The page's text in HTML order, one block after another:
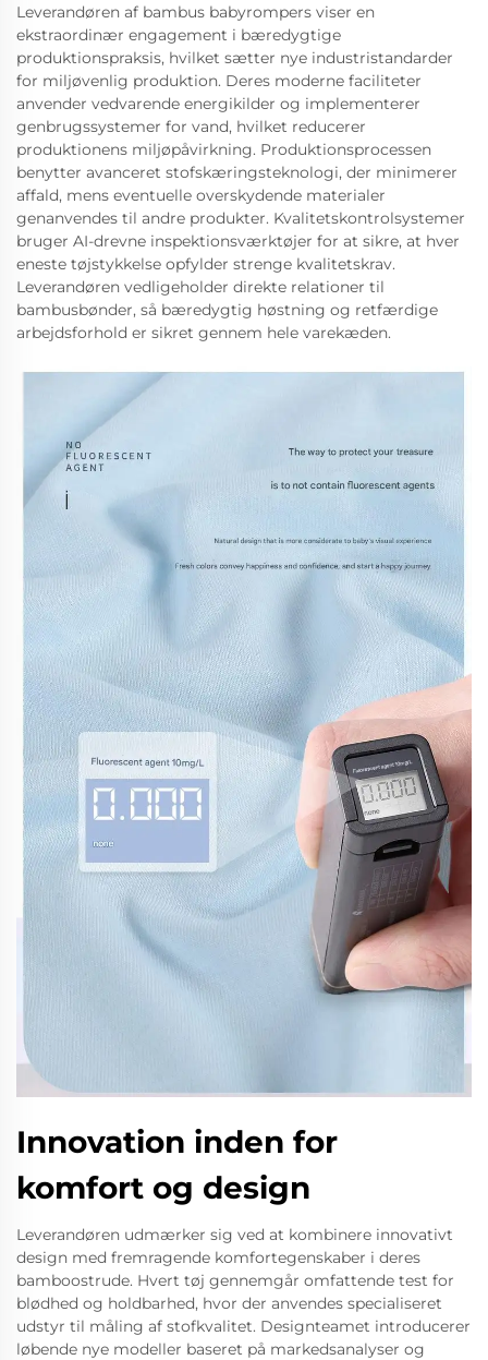
Leverandøren af bambus babyrompers viser en
ekstraordinær engagement i bæredygtige
produktionspraksis, hvilket sætter nye industristandarder
for miljøvenlig produktion. Deres moderne faciliteter
anvender vedvarende energikilder og implementerer
genbrugssystemer for vand, hvilket reducerer
produktionens miljøpåvirkning. Produktionsprocessen
benytter avanceret stofskæringsteknologi, der minimerer
affald, mens eventuelle overskydende materialer
genanvendes til andre produkter. Kvalitetskontrolsystemer
bruger AI-drevne inspektionsværktøjer for at sikre, at hver
eneste tøjstykkelse opfylder strenge kvalitetskrav.
Leverandøren vedligeholder direkte relationer til
bambusbønder, så bæredygtig høstning og retfærdige
arbejdsforhold er sikret gennem hele varekæden.
Innovation inden for
komfort og design
Leverandøren udmærker sig ved at kombinere innovativt
design med fremragende komfortegenskaber i deres
bamboostrude. Hvert tøj gennemgår omfattende test for
blødhed og holdbarhed, hvor der anvendes specialiseret
udstyr til måling af stofkvalitet. Designteamet introducerer
løbende nye modeller baseret på markedsanalyser og